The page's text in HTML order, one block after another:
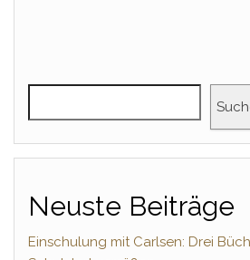
Neuste Beiträge
Einschulung mit Carlsen: Drei